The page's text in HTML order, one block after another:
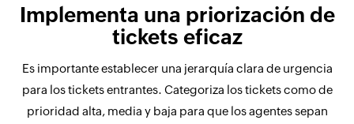
Implementa una priorización de
tickets eficaz
Es importante establecer una jerarquía clara de urgencia
para los tickets entrantes. Categoriza los tickets como de
prioridad alta, media y baja para que los agentes sepan